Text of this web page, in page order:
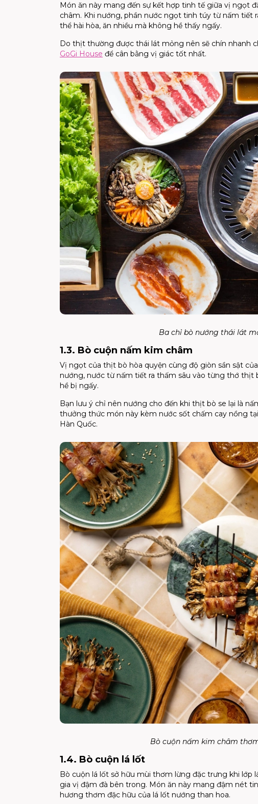
Món ăn này mang đến sự kết hợp tinh tế giữa vị ngọt
châm. Khi nướng, phần nước ngọt tinh túy từ nấm
thể hài hòa, ăn nhiều mà không hề thấy ngấy.
Do thịt thường được thái lát mỏng nên sẽ chín nhanh
GoGi House để cân bằng vị giác tốt nhất.
Ba chỉ bò nướng thái lát
1.3. Bò cuộn nấm kim châm
Vị ngọt của thịt bò hòa quyện cùng độ giòn sần sật
nướng, nước từ nấm tiết ra thấm sâu vào từng thớ
hề bị ngấy.
Bạn lưu ý chỉ nên nướng cho đến khi thịt bò se lại là
thưởng thức món này kèm nước sốt chấm cay nồng tại
Hàn Quốc.
Bò cuộn nấm kim châm
1.4. Bò cuộn lá lốt
Bò cuộn lá lốt sở hữu mùi thơm lừng đặc trưng khi
gia vị đậm đà bên trong. Món ăn này mang đậm nét
hương thơm đặc hữu của lá lốt nướng than hoa.